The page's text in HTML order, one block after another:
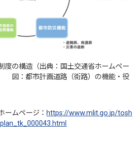
構造（出典：国土交通省ホームペー
画道路（街路）の機能・役
ムページ： https://www.mlit.go.jp/tosh